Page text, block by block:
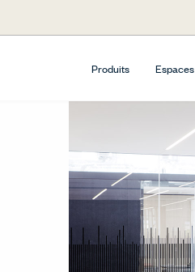
Produits Espaces